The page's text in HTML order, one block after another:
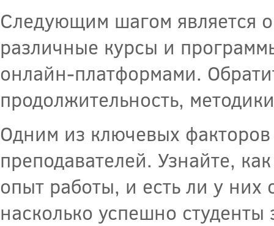
Следующим шагом является
различные курсы и
онлайн-платформами.
продолжительность,
Одним из ключевых
преподавателей. Узнайте,
опыт работы, и есть ли у
насколько успешно